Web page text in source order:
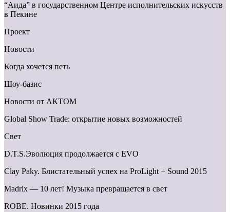
“Аида” в государственном Центре исполнительских искусств
в Пекине
Проект
Новости
Когда хочется петь
Шоу-базис
Новости от АКТОМ
Global Show Trade: открытие новых возможностей
Свет
D.T.S.Эволюция продолжается с EVO
Clay Paky. Блистательный успех на ProLight + Sound 2015
Madrix — 10 лет! Музыка превращается в свет
ROBE. Новинки 2015 года